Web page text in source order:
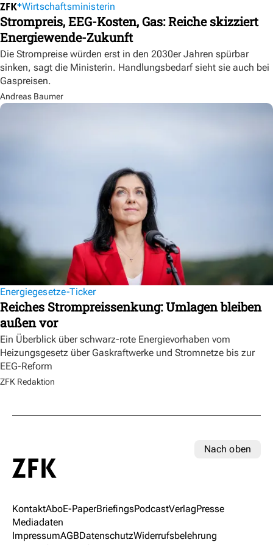
Wirtschaftsministerin
Strompreis, EEG-Kosten, Gas: Reiche skizziert
Energiewende-Zukunft
Die Strompreise würden erst in den 2030er Jahren spürbar
sinken, sagt die Ministerin. Handlungsbedarf sieht sie auch bei
Gaspreisen.
Andreas Baumer
Energiegesetze-Ticker
Reiches Strompreissenkung: Umlagen bleiben
außen vor
Ein Überblick über schwarz-rote Energievorhaben vom
Heizungsgesetz über Gaskraftwerke und Stromnetze bis zur
EEG-Reform
ZFK Redaktion
Nach oben
KontaktAboE-PaperBriefingsPodcastVerlagPresse
Mediadaten
ImpressumAGBDatenschutzWiderrufsbelehrung